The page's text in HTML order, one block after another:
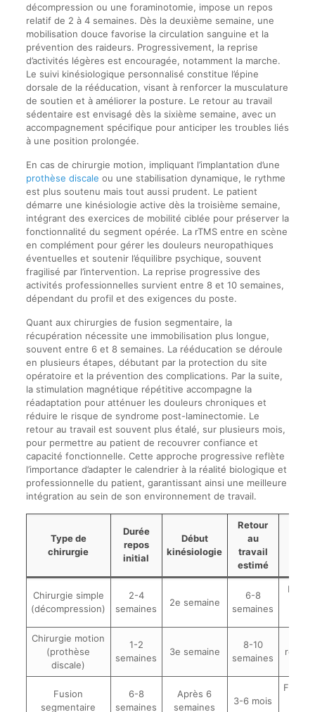
décompression ou une foraminotomie, impose un repos
relatif de 2 à 4 semaines. Dès la deuxième semaine, une
mobilisation douce favorise la circulation sanguine et la
prévention des raideurs. Progressivement, la reprise
d’activités légères est encouragée, notamment la marche.
Le suivi kinésiologique personnalisé constitue l’épine
dorsale de la rééducation, visant à renforcer la musculature
de soutien et à améliorer la posture. Le retour au travail
sédentaire est envisagé dès la sixième semaine, avec un
accompagnement spécifique pour anticiper les troubles liés
à une position prolongée.
En cas de chirurgie motion, impliquant l’implantation d’une
prothèse discale ou une stabilisation dynamique, le rythme
est plus soutenu mais tout aussi prudent. Le patient
démarre une kinésiologie active dès la troisième semaine,
intégrant des exercices de mobilité ciblée pour préserver la
fonctionnalité du segment opérée. La rTMS entre en scène
en complément pour gérer les douleurs neuropathiques
éventuelles et soutenir l’équilibre psychique, souvent
fragilisé par l’intervention. La reprise progressive des
activités professionnelles survient entre 8 et 10 semaines,
dépendant du profil et des exigences du poste.
Quant aux chirurgies de fusion segmentaire, la
récupération nécessite une immobilisation plus longue,
souvent entre 6 et 8 semaines. La rééducation se déroule
en plusieurs étapes, débutant par la protection du site
opératoire et la prévention des complications. Par la suite,
la stimulation magnétique répétitive accompagne la
réadaptation pour atténuer les douleurs chroniques et
réduire le risque de syndrome post-laminectomie. Le
retour au travail est souvent plus étalé, sur plusieurs mois,
pour permettre au patient de recouvrer confiance et
capacité fonctionnelle. Cette approche progressive reflète
l’importance d’adapter le calendrier à la réalité biologique et
professionnelle du patient, garantissant ainsi une meilleure
intégration au sein de son environnement de travail.
Type de
chirurgie
Durée
repos
initial
Début
kinésiologie
Retour
au
travail
estimé
Chirurgie simple
(décompression)
2-4
semaines
2e semaine
6-8
semaines
Pour
Chirurgie motion
(prothèse
discale)
1-2
semaines
3e semaine
8-10
semaines
Fusion
segmentaire
6-8
semaines
Après 6
semaines
3-6 mois